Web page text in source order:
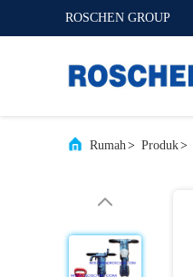
ROSCHEN GROUP
Rumah> Produk>